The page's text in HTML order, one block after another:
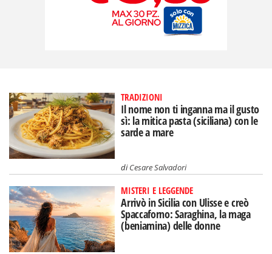
TRADIZIONI
Il nome non ti inganna ma il gusto
sì: la mitica pasta (siciliana) con le
sarde a mare
diCesare Salvadori
MISTERI E LEGGENDE
Arrivò in Sicilia con Ulisse e creò
Spaccaforno: Saraghina, la maga
(beniamina) delle donne